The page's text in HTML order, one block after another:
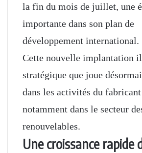
la fin du mois de juillet, une
importante dans son plan de
développement international.
Cette nouvelle implantation
stratégique que joue
dans les activités du
notamment dans le secteur
renouvelables.
Une croissance rapide